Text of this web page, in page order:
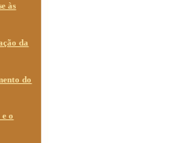
às
da
do
o